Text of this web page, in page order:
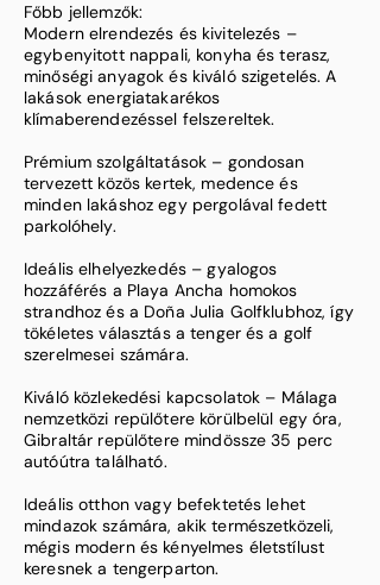
Főbb jellemzők:
Modern elrendezés és kivitelezés –
egybenyitott nappali, konyha és terasz,
minőségi anyagok és kiváló szigetelés. A
lakások energiatakarékos
klímaberendezéssel felszereltek.
Prémium szolgáltatások – gondosan
tervezett közös kertek, medence és
minden lakáshoz egy pergolával fedett
parkolóhely.
Ideális elhelyezkedés – gyalogos
hozzáférés a Playa Ancha homokos
strandhoz és a Doña Julia Golfklubhoz, így
tökéletes választás a tenger és a golf
szerelmesei számára.
Kiváló közlekedési kapcsolatok – Málaga
nemzetközi repülőtere körülbelül egy óra,
Gibraltár repülőtere mindössze 35 perc
autóútra található.
Ideális otthon vagy befektetés lehet
mindazok számára, akik természetközeli,
mégis modern és kényelmes életstílust
keresnek a tengerparton.